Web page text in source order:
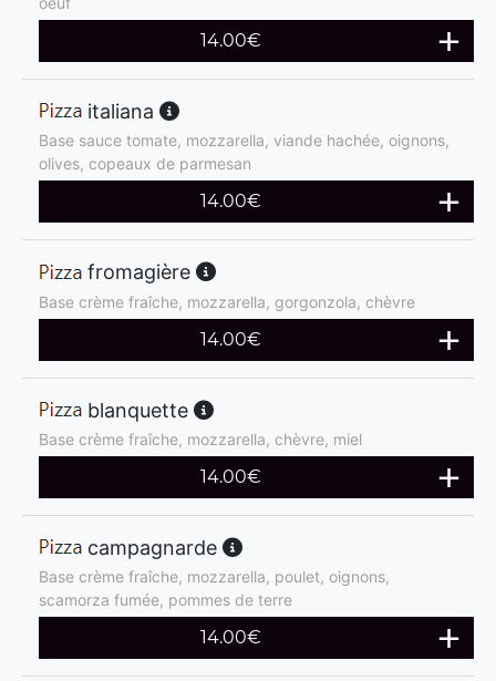
14.00€
italiana
Base sauce tomate, mozzarella, viande hachée, oignons,
olives, copeaux de parmesan
14.00€
fromagière
Base crème fraîche, mozzarella, gorgonzola, chèvre
14.00€
blanquette
Base crème fraîche, mozzarella, chèvre, miel
14.00€
campagnarde
Base crème fraîche, mozzarella, poulet, oignons,
scamorza fumée, pommes de terre
14.00€